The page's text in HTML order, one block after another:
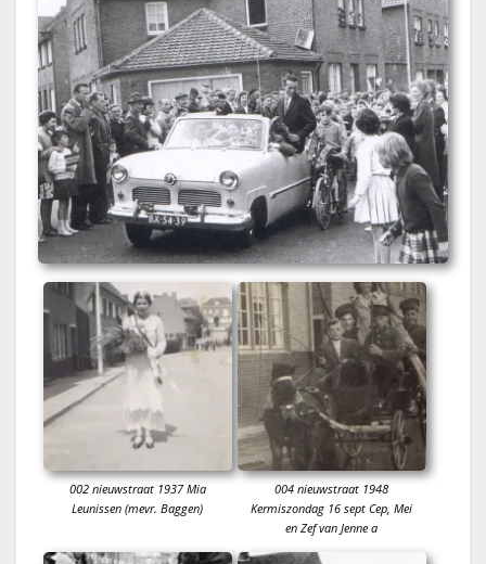
002 nieuwstraat 1937 Mia
Leunissen (mevr. Baggen)
004 nieuwstraat 1948
Kermiszondag 16 sept Cep, Mei
en Zef van Jenne a